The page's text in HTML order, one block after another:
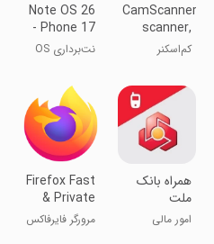
CamScanner-
scanner,
PDF maker
کم‌اسکنر
Note OS 26
- Phone 17
Notes
نت‌برداری OS
یادداشت‌های
تلفن 16
همراه بانک
ملت
امور مالی
Firefox Fast
& Private
Browser
مرورگر فایرفاکس